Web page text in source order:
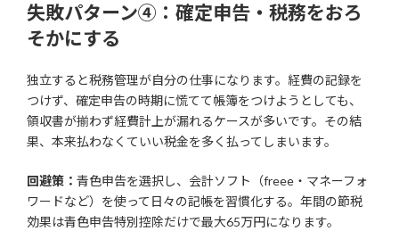
失敗パターン④：確定申告・税務をおろ
そかにする
独立すると税務管理が自分の仕事になります。経費の記録を
つけず、確定申告の時期に慌てて帳簿をつけようとしても、
領収書が揃わず経費計上が漏れるケースが多いです。その結
果、本来払わなくていい税金を多く払ってしまいます。
回避策： 青色申告を選択し、会計ソフト（freee・マネーフォ
ワードなど）を使って日々の記帳を習慣化する。年間の節税
効果は青色申告特別控除だけで最大65万円になります。